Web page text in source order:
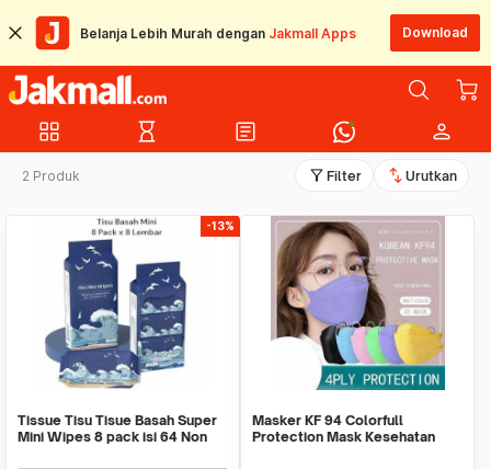
Belanja Lebih Murah dengan Jakmall Apps Download
grid_view hourglass_empty article person
2 Produk filter_alt Filter swap_vert Urutkan
-13%
Tissue Tisu Tisue Basah Super
Mini Wipes 8 pack isi 64 Non
Masker KF 94 Colorfull
Protection Mask Kesehatan